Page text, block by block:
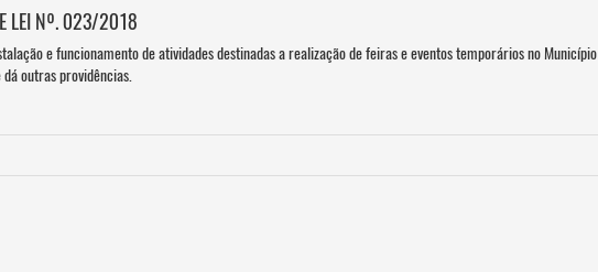
LEI Nº. 023/2018
e funcionamento de atividades destinadas a realização de feiras e eventos temporários no Município
dá outras providências.